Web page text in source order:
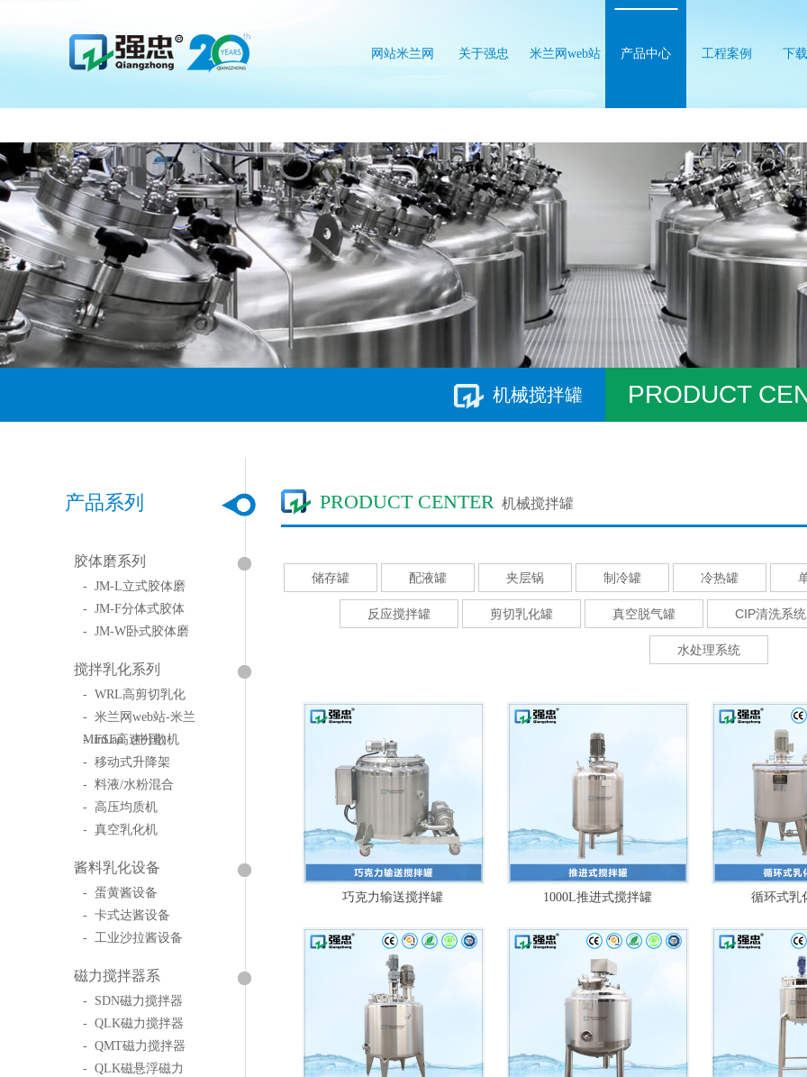
网站米兰网
web站
关于强忠 米兰网web站 产品中心 工程案例 下
机械搅拌罐 PRODUCT
产品系列
胶体磨系列
- JM-L立式胶体磨
- JM-F分体式胶体
- JM-W卧式胶体磨
搅拌乳化系列
- WRL高剪切乳化
- 米兰网web站-米兰
MinLan（中国）
- FSF高速分散机
- 移动式升降架
- 料液/水粉混合
- 高压均质机
- 真空乳化机
酱料乳化设备
- 蛋黄酱设备
- 卡式达酱设备
- 工业沙拉酱设备
磁力搅拌器系
- SDN磁力搅拌器
- QLK磁力搅拌器
- QMT磁力搅拌器
- QLK磁悬浮磁力
PRODUCT CENTER 机械搅拌罐
储存罐 配液罐 夹层锅 制冷罐 冷热罐
反应搅拌罐 剪切乳化罐 真空脱气罐 CIP清洗系统
水处理系统
巧克力输送搅拌罐 1000L推进式搅拌罐 循环式乳